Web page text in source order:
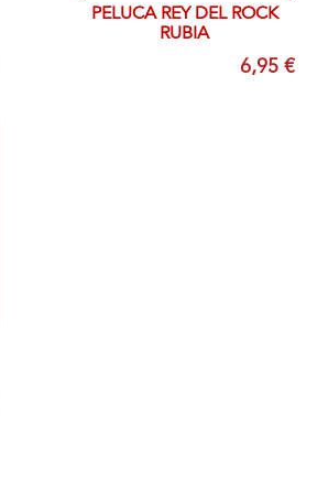
PELUCA REY DEL ROCK
RUBIA
6,95 €